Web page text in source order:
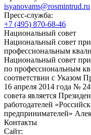
isyanovams@rosmintrud.ru
Пресс-служба:
+7 (495) 870-68-46
Национальный совет
Национальный совет
профессиональным
Национальный совет
по профессиональным
соответствии с Указом
16 апреля 2014 года №
совета является
работодателей
предпринимателей»
Контакты
Сайт: